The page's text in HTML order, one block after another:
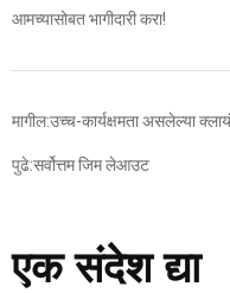
आमच्यासोबत भागीदारी करा!
मागील:उच्च-कार्यक्षमता असलेल्या
पुढे:सर्वोत्तम जिम लेआउट
एक संदेश द्या